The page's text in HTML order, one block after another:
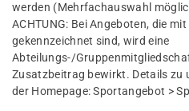
werden (Mehrfachauswahl
ACHTUNG: Bei Angeboten, die
gekennzeichnet sind, wird eine
Abteilungs-/
Zusatzbeitrag bewirkt. Details zu
der Homepage: Sportangebot >